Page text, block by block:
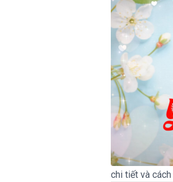
chi tiết và